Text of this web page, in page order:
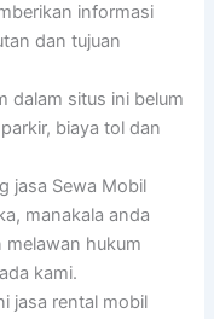
informasi
dan tujuan
dalam situs ini belum
biaya tol dan
jasa Sewa Mobil
manakala anda
melawan hukum
kami.
jasa rental mobil